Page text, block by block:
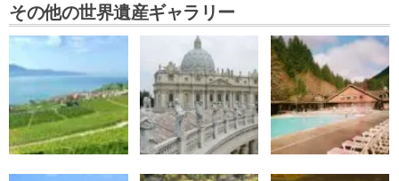
その他の世界遺産ギャラリー